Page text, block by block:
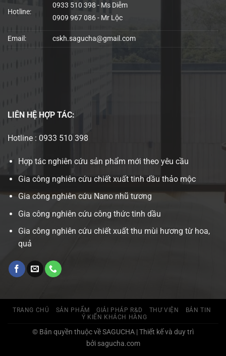
Hotline:
0933 510 398 - Ms Diễm
0909 967 086 - Mr Lộc
Email: cskh.sagucha@gmail.com
LIÊN HỆ HỢP TÁC:
Hotline : 0933 510 398
Hợp tác nghiên cứu sản phẩm mới theo yêu cầu
Gia công nghiên cứu chiết xuất tinh dầu thảo mộc
Gia công nghiên cứu Nano nhũ tương
Gia công nghiên cứu công thức tinh dầu
Gia công nghiên cứu chiết xuất thu mùi hương từ hoa,
quả
TRANG CHỦ SẢN PHẨM GIẢI PHÁP R&D THƯ VIỆN
BẢN TIN
Ý KIẾN KHÁCH HÀNG
© Bản quyền thuộc về SAGUCHA | Thiết kế và duy trì
bởi sagucha.com